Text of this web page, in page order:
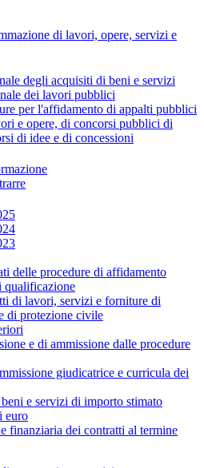
di lavori, opere, servizi e
degli acquisiti di beni e servizi
dei lavori pubblici
per l'affidamento di appalti pubblici
e opere, di concorsi pubblici di
di idee e di concessioni
delle procedure di affidamento
qualificazione
di lavori, servizi e forniture di
di protezione civile
e di ammissione dalle procedure
giudicatrice e curricula dei
e servizi di importo stimato
euro
finanziaria dei contratti al termine